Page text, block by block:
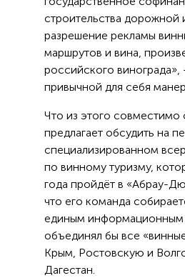
строительства дорожной
разрешение рекламы
маршрутов и вина,
российского винограда»,
привычной для себя
Что из этого совместимо
предлагает обсудить на
специализированном
по винному туризму,
года пройдёт в «Абрау-
что его команда
единым информационным
объединял бы все
Крым, Ростовскую и
Дагестан.